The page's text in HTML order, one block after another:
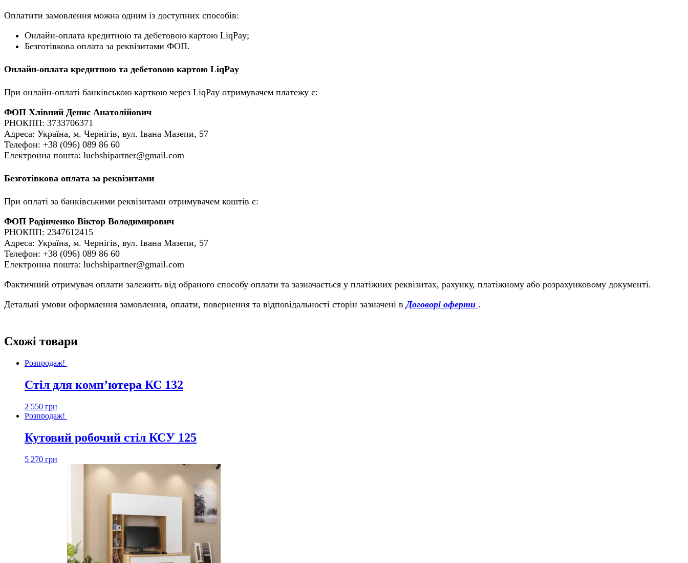
Оплатити замовлення можна одним із доступних способів:
Онлайн-оплата кредитною та дебетовою картою LiqPay;
Безготівкова оплата за реквізитами ФОП.
Онлайн-оплата кредитною та дебетовою картою LiqPay
При онлайн-оплаті банківською карткою через LiqPay отримувачем платежу є:
ФОП Хлівний Денис Анатолійович
РНОКПП: 3733706371
Адреса: Україна, м. Чернігів, вул. Івана Мазепи, 57
Телефон: +38 (096) 089 86 60
Електронна пошта: luchshipartner@gmail.com
Безготівкова оплата за реквізитами
При оплаті за банківськими реквізитами отримувачем коштів є:
ФОП Родінченко Віктор Володимирович
РНОКПП: 2347612415
Адреса: Україна, м. Чернігів, вул. Івана Мазепи, 57
Телефон: +38 (096) 089 86 60
Електронна пошта: luchshipartner@gmail.com
Фактичний отримувач оплати залежить від обраного способу оплати та зазначається у платіжних реквізитах, рахунку, платіжному або розрахунковому документі.
Детальні умови оформлення замовлення, оплати, повернення та відповідальності сторін зазначені вДоговорі оферти .
Схожі товари
Розпродаж!
Стіл для комп’ютера КС 132
2 550 грн
Розпродаж!
Кутовий робочий стіл КСУ 125
5 270 грн